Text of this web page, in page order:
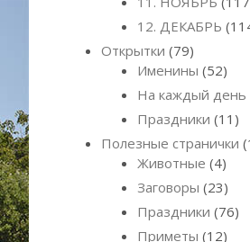
12. ДЕКАБРЬ
Открытки (79)
Именины (52)
На каждый день
Праздники (11)
Полезные странички
Животные (4)
Заговоры (23)
Праздники (76)
Приметы (12)